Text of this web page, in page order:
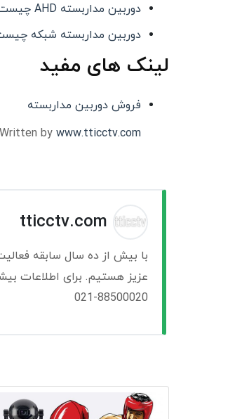
دوربین مداربسته AHD چیست؟
دوربین مداربسته شبکه
لینک های مفید
فروش دوربین مداربسته
Written by www.tticctv.com
tticctv.com
با بیش از ده سال سابقه
عزیز هستیم. برای اطلاعات
021-88500020